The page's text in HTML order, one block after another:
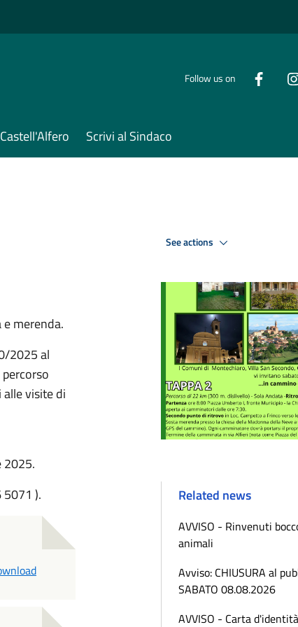
Follow us on
Scrivi al Sindaco
merenda.
2025 al
visite di
2025.
).
See actions
Related news
AVVISO - Rinvenuti
animali
Avviso: CHIUSURA al
SABATO 08.08.2026
AVVISO - Carta